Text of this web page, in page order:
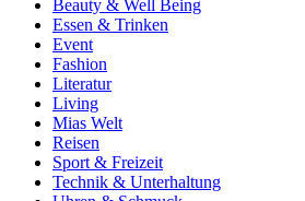
Beauty & Well Being
Essen & Trinken
Event
Fashion
Literatur
Living
Mias Welt
Reisen
Sport & Freizeit
Technik & Unterhaltung